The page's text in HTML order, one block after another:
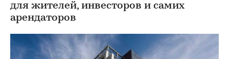
для жителей, инвесторов и самих
арендаторов